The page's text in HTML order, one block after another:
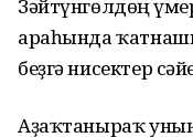
Зәйтүнгөлдөң
араһында
беҙгә нисектер
Аҙаҡтаныраҡ